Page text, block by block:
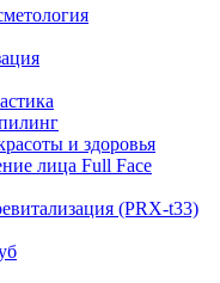
и здоровья
лица Full Face
(PRX-t33)